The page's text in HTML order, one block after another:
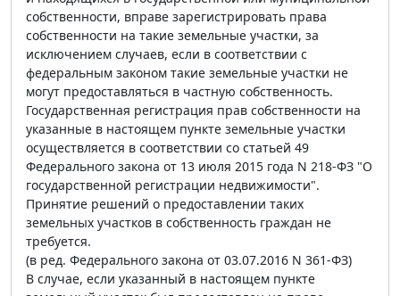
собственности, вправе зарегистрировать права
собственности на такие земельные участки, за
исключением случаев, если в соответствии с
федеральным законом такие земельные участки не
могут предоставляться в частную собственность.
Государственная регистрация прав собственности на
указанные в настоящем пункте земельные участки
осуществляется в соответствии со статьей 49
Федерального закона от 13 июля 2015 года N 218-ФЗ "О
государственной регистрации недвижимости".
Принятие решений о предоставлении таких
земельных участков в собственность граждан не
требуется.
(в ред. Федерального закона от 03.07.2016 N 361-ФЗ)
В случае, если указанный в настоящем пункте